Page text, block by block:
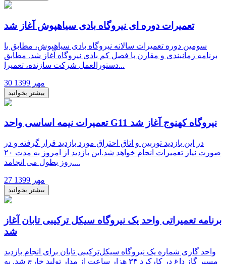
تعمیرات دوره ای نیروگاه بادی سیاهپوش آغاز شد
سومین دوره تعمیرات سالانه نیروگاه بادی سیاهپوش، مطابق با
برنامه زمانبندی و مقارن با فصل کم بادی نیروگاه آغاز شد. مطابق
دستورالعمل شرکت سازنده، تعمیرا...
30 مهر 1399
بیشتر بخوانید
تعمیرات نیمه اساسی واحد G11 نیروگاه کهنوج آغاز شد
در این بازدید توربین و اتاق احتراق مورد بازدید قرار گرفته و در
صورت نیاز تعمیرات انجام خواهد شد.این بازدید از امروز به مدت ۲۰
روز بطول می انجامد....
27 مهر 1399
بیشتر بخوانید
برنامه تعمیراتی واحد یک نیروگاه سیکل ترکیبی تابان آغاز
شد
واحد گازی شماره یک نیروگاه سیکل‌ترکیبی تابان برای انجام بازدید
مسیر گاز داغ در کارکرد ۳۴ هزار ساعت از مدار تولید خارج شد. به